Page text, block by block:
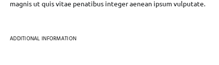
magnis ut quis vitae penatibus integer aenean ipsum vulputate.
ADDITIONAL INFORMATION